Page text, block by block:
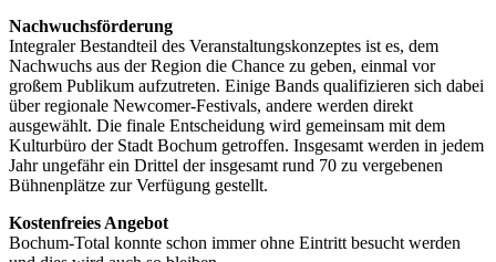
Nachwuchsförderung
Integraler Bestandteil des Veranstaltungskonzeptes ist es, dem
Nachwuchs aus der Region die Chance zu geben, einmal vor
großem Publikum aufzutreten. Einige Bands qualifizieren sich dabei
über regionale Newcomer-Festivals, andere werden direkt
ausgewählt. Die finale Entscheidung wird gemeinsam mit dem
Kulturbüro der Stadt Bochum getroffen. Insgesamt werden in jedem
Jahr ungefähr ein Drittel der insgesamt rund 70 zu vergebenen
Bühnenplätze zur Verfügung gestellt.
Kostenfreies Angebot
Bochum-Total konnte schon immer ohne Eintritt besucht werden